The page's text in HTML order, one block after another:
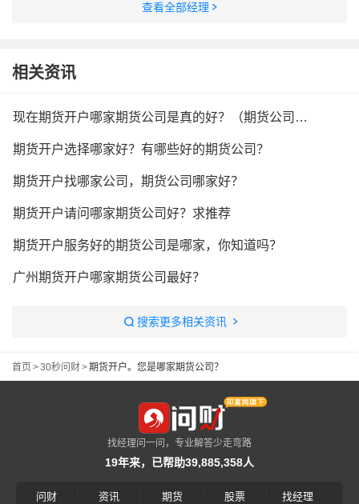
查看全部经理
相关资讯
现在期货开户哪家期货公司是真的好？（期货公司选择）
期货开户选择哪家好？有哪些好的期货公司？
期货开户找哪家公司，期货公司哪家好？
期货开户请问哪家期货公司好？求推荐
期货开户服务好的期货公司是哪家，你知道吗？
广州期货开户哪家期货公司最好？
搜索更多相关资讯
首页 >30秒问财>期货开户。您是哪家期货公司？
找经理问一问，专业解答少走弯路
19年来，已帮助39,885,358人
问财 资讯 期货 股票 找经理